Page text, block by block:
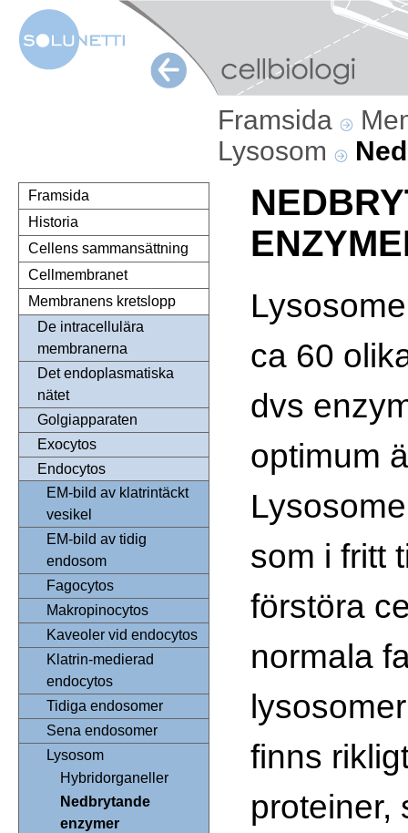
Framsida
Lysosom
Framsida
Historia
Cellens sammansättning
Cellmembranet
Membranens kretslopp
De intracellulära
membranerna
Det endoplasmatiska
nätet
Golgiapparaten
Exocytos
Endocytos
EM-bild av klatrintäckt
vesikel
EM-bild av tidig
endosom
Fagocytos
Makropinocytos
Kaveoler vid endocytos
Klatrin-medierad
endocytos
Tidiga endosomer
Sena endosomer
Lysosom
Hybridorganeller
Nedbrytande
enzymer
ca 60
dvs
optimum
som i fritt
förstöra
normala
finns
proteiner,